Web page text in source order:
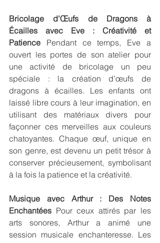
Bricolage d'Œufs de Dragons à
Écailles avec Eve : Créativité et
Patience Pendant ce temps, Eve a
ouvert les portes de son atelier pour
une activité de bricolage un peu
spéciale : la création d’œufs de
dragons à écailles. Les enfants ont
laissé libre cours à leur imagination, en
utilisant des matériaux divers pour
façonner ces merveilles aux couleurs
chatoyantes. Chaque œuf, unique en
son genre, est devenu un petit trésor à
conserver précieusement, symbolisant
à la fois la patience et la créativité.
Musique avec Arthur : Des Notes
Enchantées Pour ceux attirés par les
arts sonores, Arthur a animé une
session musicale enchanteresse. Les